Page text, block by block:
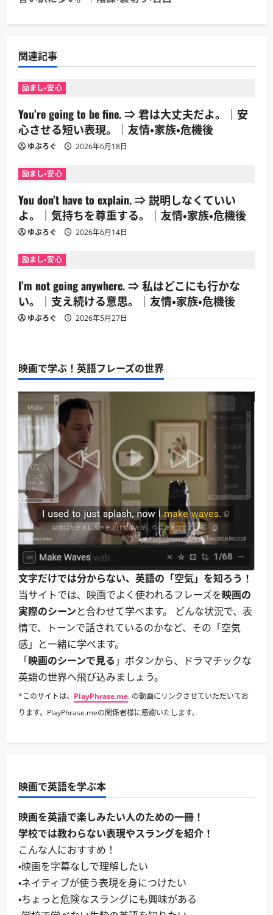
ー
シ
ョ
ン
関連記事
励まし・安心
You’re going to be fine. ⇒ 君は大丈夫だよ。｜安
心させる短い表現。｜友情・家族・危機後
ゆぶろぐ 2026年6月18日
励まし・安心
You don’t have to explain. ⇒ 説明しなくていい
よ。｜気持ちを尊重する。｜友情・家族・危機後
ゆぶろぐ 2026年6月14日
励まし・安心
I’m not going anywhere. ⇒ 私はどこにも行かな
い。｜支え続ける意思。｜友情・家族・危機後
ゆぶろぐ 2026年5月27日
映画で学ぶ！英語フレーズの世界
文字だけでは分からない、英語の「空気」を知ろう！
当サイトでは、映画でよく使われるフレーズを映画の
実際のシーンと合わせて学べます。 どんな状況で、表
情で、トーンで話されているのかなど、その「空気
感」と一緒に学べます。
「映画のシーンで見る 」ボタンから、ドラマチックな
英語の世界へ飛び込みましょう。
*このサイトは、 PlayPhrase.me. の動画にリンクさせていただいてお
ります。PlayPhrase.meの関係者様に感謝いたします。
映画で英語を学ぶ本
映画を英語で楽しみたい人のための一冊！
学校では教わらない表現やスラングを紹介！
こんな人におすすめ！
・映画を字幕なしで理解したい
・ネイティブが使う表現を身につけたい
・ちょっと危険なスラングにも興味がある